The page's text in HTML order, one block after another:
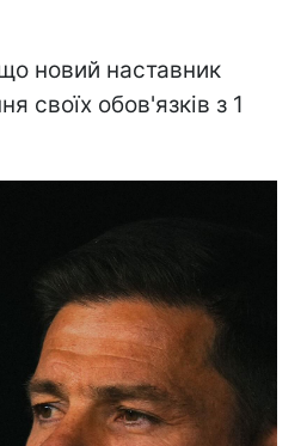
новий наставник
своїх обов'язків з 1